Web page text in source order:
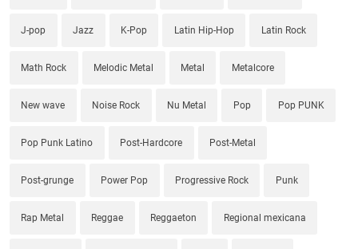
J-pop Jazz K-Pop Latin Hip-Hop Latin Rock
Math Rock Melodic Metal Metal Metalcore
New wave Noise Rock Nu Metal Pop Pop PUNK
Pop Punk Latino Post-Hardcore Post-Metal
Post-grunge Power Pop Progressive Rock Punk
Rap Metal Reggae Reggaeton Regional mexicana